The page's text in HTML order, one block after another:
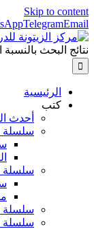
Skip to content
TelegramEmail
نتائج البحث بالنسبة
الرئيسية
كتب
أحدث
سلسلة
سلسلة
سلسلة
سلسلة